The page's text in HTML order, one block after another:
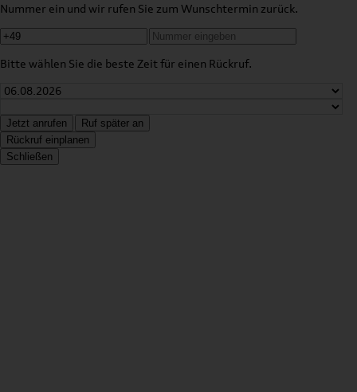
Nummer ein und wir rufen Sie zum Wunschtermin zurück.
Bitte wählen Sie die beste Zeit für einen Rückruf.
Jetzt anrufen
Ruf später an
Rückruf einplanen
Schließen